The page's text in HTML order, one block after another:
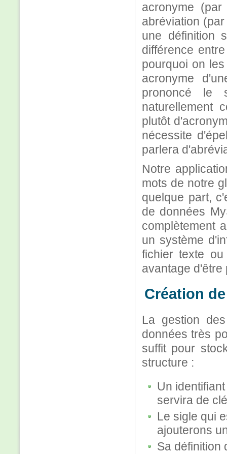
acronyme
abréviation
une définition
différence
pourquoi on
acronyme
prononcé le
naturellement
plutôt
nécessite
parlera
Notre
mots de notre
quelque part,
de données
complètement
un système
fichier texte
avantage d'être
Création
La gestion
données très
suffit pour
structure :
Un
servira de
Le sigle qui
ajouterons
Sa définition